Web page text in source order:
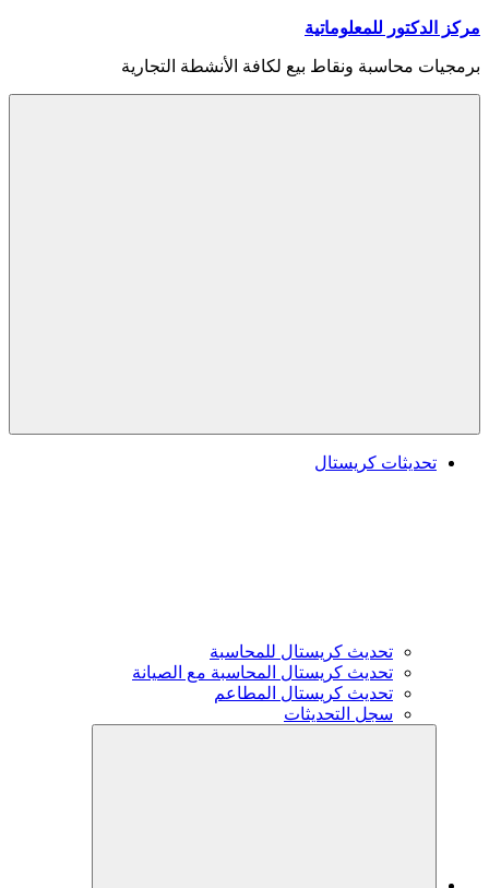
Skip
content
مركز الدكتور للمعلوماتية
برمجيات محاسبة ونقاط بيع لكافة الأنشطة التجارية
تحديثات كريستال
تحديث كريستال للمحاسبة
تحديث كريستال المحاسبة مع الصيانة
تحديث كريستال المطاعم
سجل التحديثات